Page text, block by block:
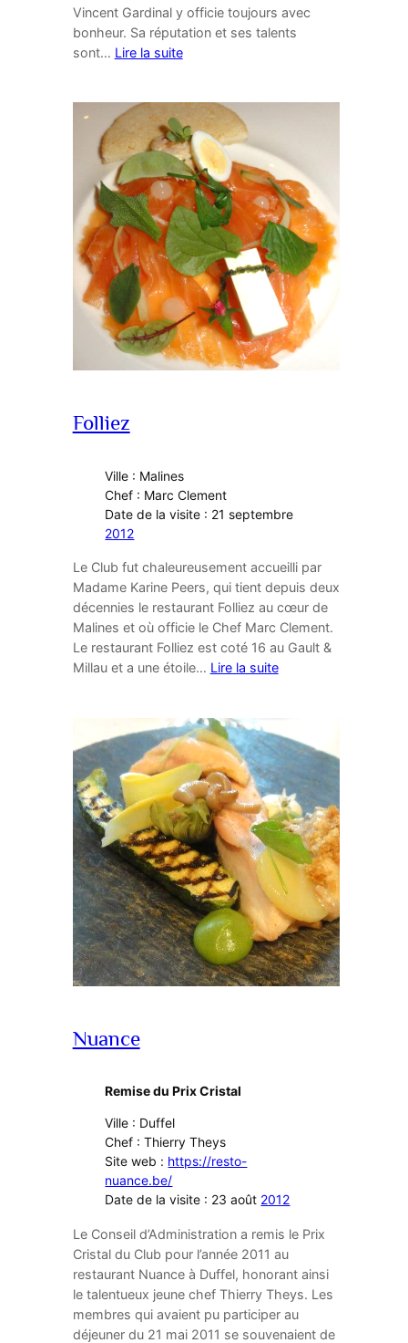
Vincent Gardinal y officie toujours avec
bonheur. Sa réputation et ses talents
sont… Lire la suite
Folliez
Ville : Malines
Chef : Marc Clement
Date de la visite : 21 septembre
2012
Le Club fut chaleureusement accueilli par
Madame Karine Peers, qui tient depuis deux
décennies le restaurant Folliez au cœur de
Malines et où officie le Chef Marc Clement.
Le restaurant Folliez est coté 16 au Gault &
Millau et a une étoile… Lire la suite
Nuance
Remise du Prix Cristal
Ville : Duffel
Chef : Thierry Theys
Site web : https://resto-
nuance.be/
Date de la visite : 23 août 2012
Le Conseil d’Administration a remis le Prix
Cristal du Club pour l’année 2011 au
restaurant Nuance à Duffel, honorant ainsi
le talentueux jeune chef Thierry Theys. Les
membres qui avaient pu participer au
déjeuner du 21 mai 2011 se souvenaient de